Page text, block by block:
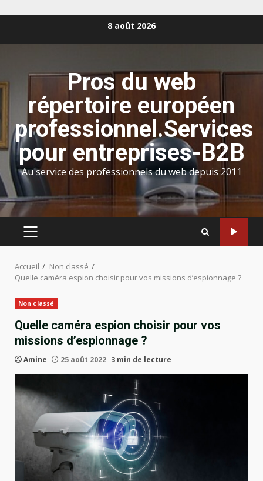
8 août 2026
Pros du web
répertoire européen
professionnel.Services
pour entreprises-B2B
Au service des professionnels du web depuis 2011
MENU
Accueil
Non classé
Quelle caméra espion choisir pour vos missions d’espionnage ?
Non classé
Quelle caméra espion choisir pour vos
missions d’espionnage ?
Amine 25 août 2022 3 min de lecture